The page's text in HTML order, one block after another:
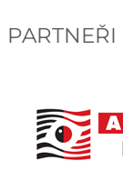
PARTNEŘI